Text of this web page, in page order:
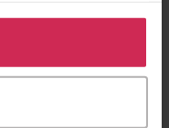
samtykke til å
Du kan også
formål ved å klikke